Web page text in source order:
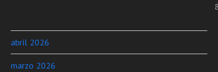
abril 2026
marzo 2026